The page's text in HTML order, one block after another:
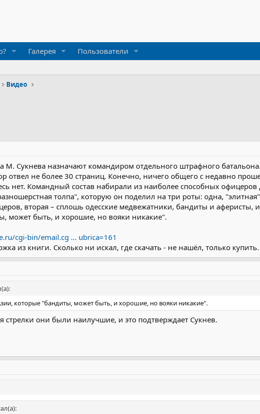
Галерея Пользователи
Видео
М. Сукнева назначают командиром отдельного штрафного
отвел не более 30 страниц. Конечно, ничего общего с недавно
нет. Командный состав набирали из наиболее способных
толпа", которую он поделил на три роты: одна,
вторая – сплошь одесские медвежатники, бандиты и аферисты,
может быть, и хорошие, но вояки никакие".
cgi-bin/email.cg ... ubrica=161
из книги. Сколько ни искал, где скачать - не нашёл, только купить.
которые "бандиты, может быть, и хорошие, но вояки никакие".
стрелки они были наилучшие, и это подтверждает Сукнев.